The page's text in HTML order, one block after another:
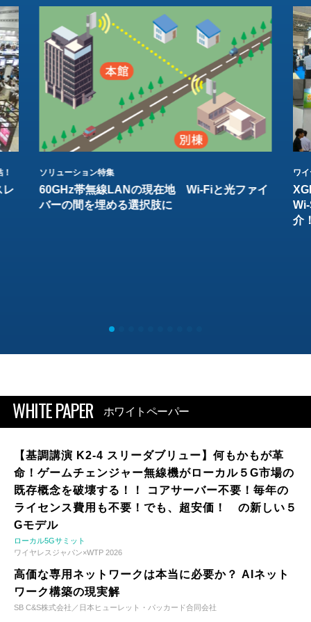
レ
ソリューション特集
60GHz帯無線LANの現在地 Wi-Fiと光ファイ
バーの間を埋める選択肢に
ワ
介
WHITE PAPER ホワイトペーパー
【基調講演 K2-4 スリーダブリュー】何もかもが革
命！ゲームチェンジャー無線機がローカル５G市場の
既存概念を破壊する！！ コアサーバー不要！毎年の
ライセンス費用も不要！でも、超安価！ の新しい５
Gモデル
ローカル5Gサミット
ワイヤレスジャパン×WTP 2026
高価な専用ネットワークは本当に必要か？ AIネット
ワーク構築の現実解
SB C&S株式会社／日本ヒューレット・パッカード合同会社